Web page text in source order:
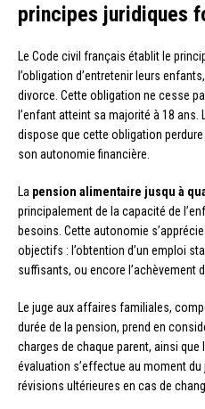
principes juridiques
Le Code civil français établit le
l’obligation d’entretenir leurs
divorce. Cette obligation ne cesse
l’enfant atteint sa majorité à 18 ans.
dispose que cette obligation perdure
son autonomie financière.
La pension alimentaire jusqu à
principalement de la capacité de
besoins. Cette autonomie
objectifs : l’obtention d’un emploi
suffisants, ou encore l’achèvement
Le juge aux affaires familiales,
durée de la pension, prend en
charges de chaque parent, ainsi que
évaluation s’effectue au moment
révisions ultérieures en cas de